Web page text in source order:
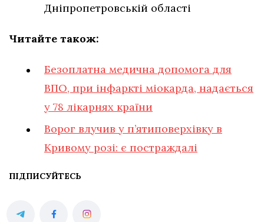
Дніпропетровській області
Читайте також:
Безоплатна медична допомога для
ВПО, при інфаркті міокарда, надається
у 78 лікарнях країни
Ворог влучив у п’ятиповерхівку в
Кривому розі: є постраждалі
ПІДПИСУЙТЕСЬ